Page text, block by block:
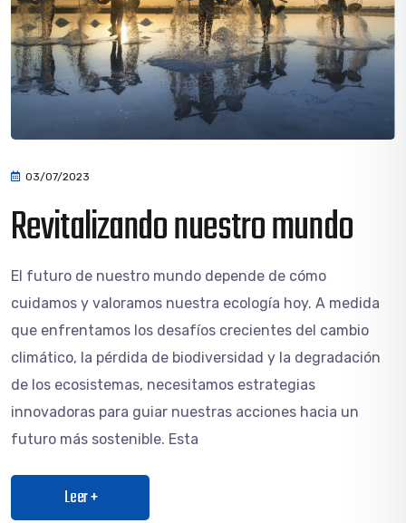
03/07/2023
Revitalizando nuestro mundo
El futuro de nuestro mundo depende de cómo
cuidamos y valoramos nuestra ecología hoy. A medida
que enfrentamos los desafíos crecientes del cambio
climático, la pérdida de biodiversidad y la degradación
de los ecosistemas, necesitamos estrategias
innovadoras para guiar nuestras acciones hacia un
futuro más sostenible. Esta
Leer +